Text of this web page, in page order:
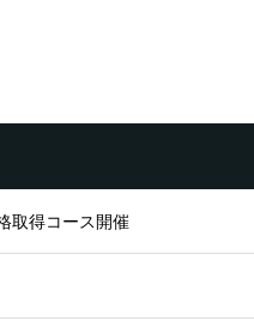
取得コース開催